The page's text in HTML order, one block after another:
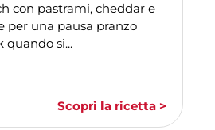
con pastrami, cheddar e
per una pausa pranzo
quando si...
Scopri la ricetta >